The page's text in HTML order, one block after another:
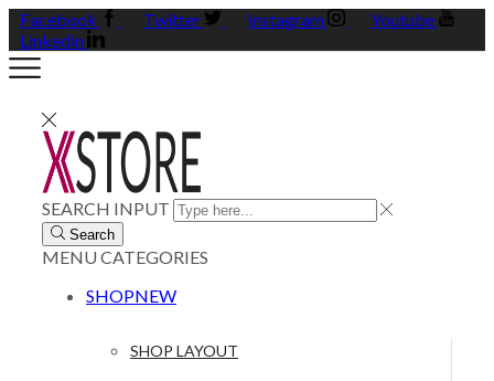
Facebook Twitter Instagram
Youtube
Linkedin
SEARCH INPUT
Search
MENUCATEGORIES
SHOPNEW
SHOP LAYOUT